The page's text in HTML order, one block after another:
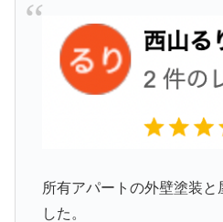
所有アパートの外壁塗装と
した。